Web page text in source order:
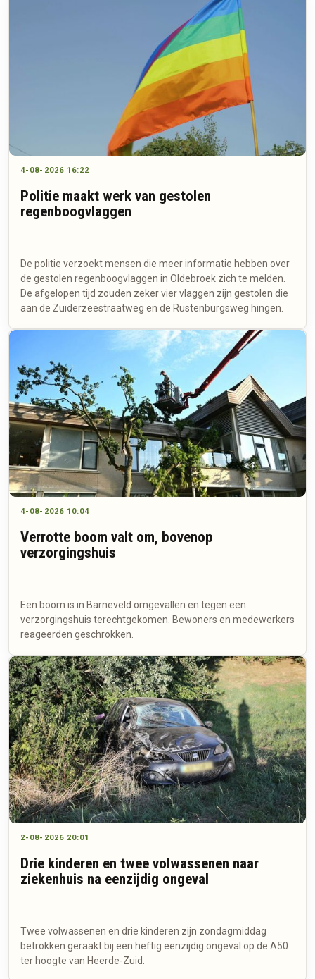
4-08-2026 16:22
Politie maakt werk van gestolen
regenboogvlaggen
De politie verzoekt mensen die meer informatie hebben over
de gestolen regenboogvlaggen in Oldebroek zich te melden.
De afgelopen tijd zouden zeker vier vlaggen zijn gestolen die
aan de Zuiderzeestraatweg en de Rustenburgsweg hingen.
4-08-2026 10:04
Verrotte boom valt om, bovenop
verzorgingshuis
Een boom is in Barneveld omgevallen en tegen een
verzorgingshuis terechtgekomen. Bewoners en medewerkers
reageerden geschrokken.
2-08-2026 20:01
Drie kinderen en twee volwassenen naar
ziekenhuis na eenzijdig ongeval
Twee volwassenen en drie kinderen zijn zondagmiddag
betrokken geraakt bij een heftig eenzijdig ongeval op de A50
ter hoogte van Heerde-Zuid.